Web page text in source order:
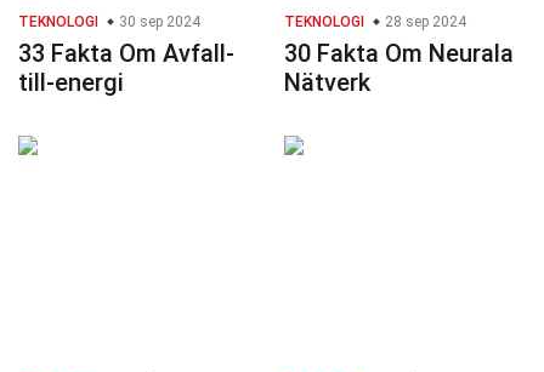
TEKNOLOGI 30 sep 2024
33 Fakta Om Avfall-
till-energi
TEKNOLOGI 28 sep 2024
30 Fakta Om Neurala
Nätverk